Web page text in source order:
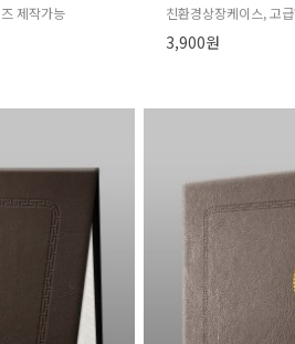
제작가능 친환경상장케이스, 고
3,900원